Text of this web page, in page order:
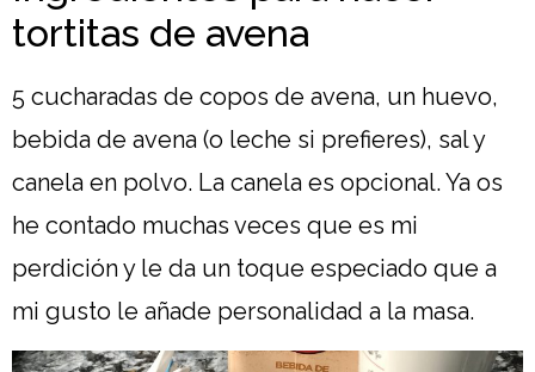
tortitas de avena
5 cucharadas de copos de avena, un huevo,
bebida de avena (o leche si prefieres), sal y
canela en polvo. La canela es opcional. Ya os
he contado muchas veces que es mi
perdición y le da un toque especiado que a
mi gusto le añade personalidad a la masa.